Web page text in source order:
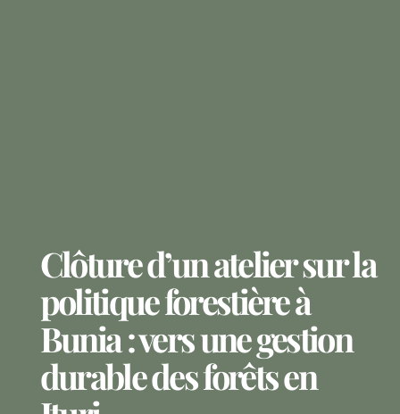
Clôture d’un atelier sur la
politique forestière à
Bunia : vers une gestion
durable des forêts en